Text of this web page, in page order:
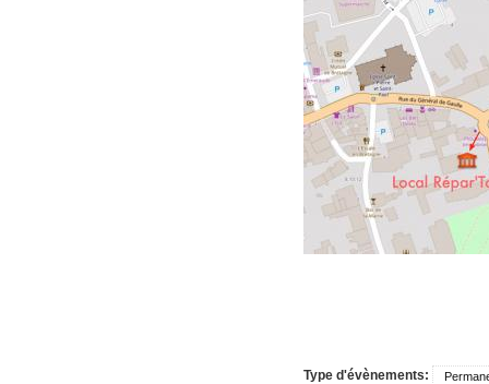
Imac très
Pièce
Vérin
Machine
plus
Sèche-
Porte de
Type d'évènements: